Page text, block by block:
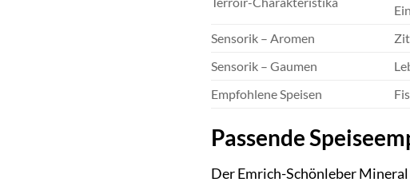
Sensorik – Aromen
Sensorik – Gaumen
Empfohlene Speisen
Passende
Der Emrich-Schönleber